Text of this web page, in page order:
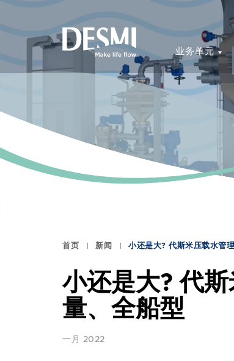
业务单元
首页 新闻 小还是大? 代斯米压载水管
小还是大? 代
量、全船型
一月 2022